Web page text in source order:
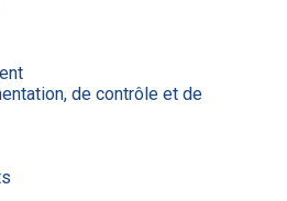
de contrôle et de